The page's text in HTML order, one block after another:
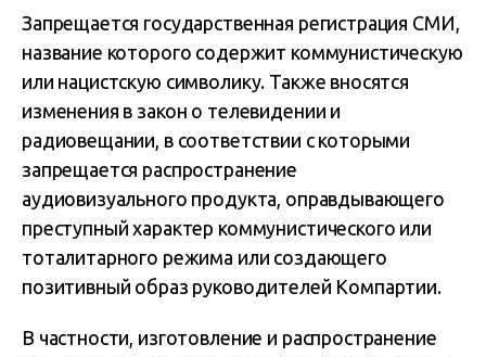
Запрещается государственная регистрация СМИ,
название которого содержит коммунистическую
или нацистскую символику. Также вносятся
изменения в закон о телевидении и
радиовещании, в соответствии с которыми
запрещается распространение
аудиовизуального продукта, оправдывающего
преступный характер коммунистического или
тоталитарного режима или создающего
позитивный образ руководителей Компартии.
В частности, изготовление и распространение